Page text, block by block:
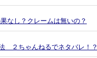
なし？クレームは無いの？
２ちゃんねるでネタバレ！？